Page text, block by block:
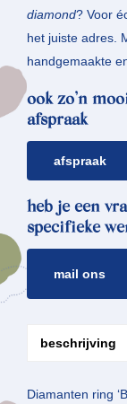
diamond? Voor
het juiste adres.
handgemaakte
ook zo’n
afspraak
afspraak
heb je een
specifieke
mail ons
beschrijving
Diamanten ring